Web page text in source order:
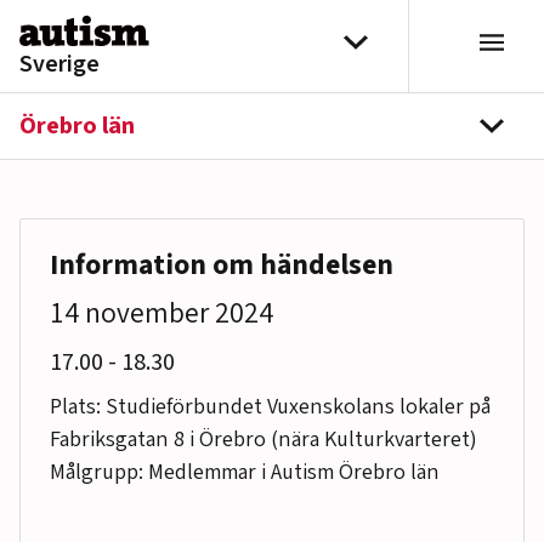
Hoppa till innehåll
Sverige
Välj distrikt
Örebro län
Information om händelsen
14 november 2024
17.00 till
- 18.30
Plats: Studieförbundet Vuxenskolans lokaler på
Fabriksgatan 8 i Örebro (nära Kulturkvarteret)
Målgrupp: Medlemmar i Autism Örebro län